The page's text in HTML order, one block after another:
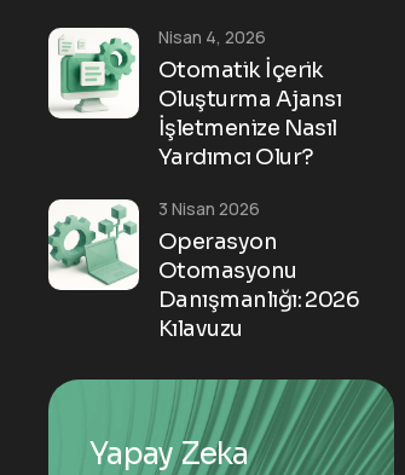
Otomatik İçerik
Oluşturma Ajansı
İşletmenize Nasıl
Yardımcı Olur?
Nisan 4, 2026
Operasyon
Otomasyonu
Danışmanlığı: 2026
Kılavuzu
3 Nisan 2026
Yapay Zeka